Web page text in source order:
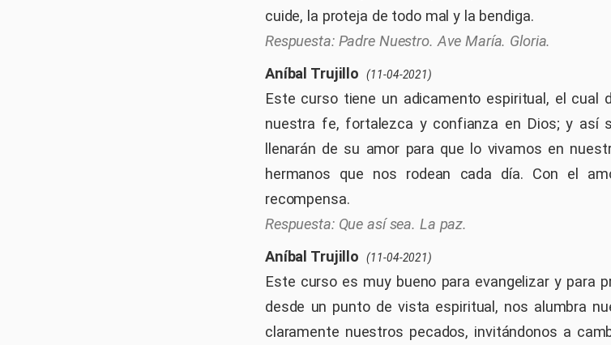
cuide, la proteja de todo mal y la bendiga.
Padre Nuestro. Ave María. Gloria.
Aníbal Trujillo
(11-04-2021)
Este curso tiene un adicamento espiritual, el cual
nuestra fe, fortalezca y confianza en Dios; y así
llenarán de su amor para que lo vivamos en
hermanos que nos rodean cada día. Con el
recompensa.
Que así sea. La paz.
Aníbal Trujillo
(11-04-2021)
Este curso es muy bueno para evangelizar y para
desde un punto de vista espiritual, nos alumbra
claramente nuestros pecados, invitándonos a